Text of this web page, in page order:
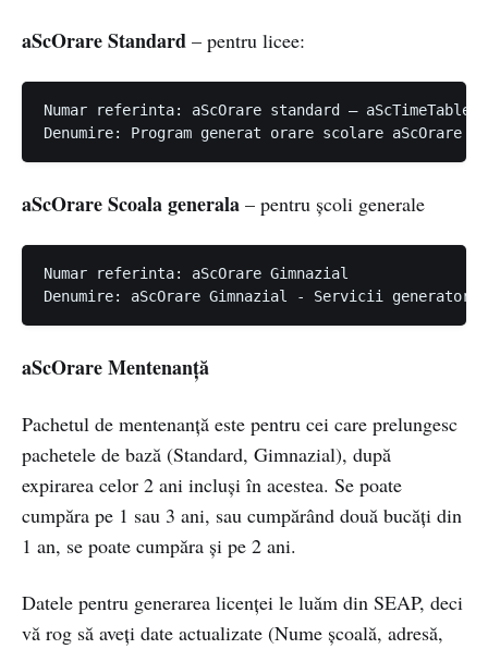
aScOrare Standard – pentru licee:
Numar referinta: aScOrare standard – aScTimeTables
aScOrare Scoala generala – pentru școli generale
Numar referinta: aScOrare Gimnazial
aScOrare Mentenanță
Pachetul de mentenanță este pentru cei care prelungesc
pachetele de bază (Standard, Gimnazial), după
expirarea celor 2 ani incluși în acestea. Se poate
cumpăra pe 1 sau 3 ani, sau cumpărând două bucăți din
1 an, se poate cumpăra și pe 2 ani.
Datele pentru generarea licenței le luăm din SEAP, deci
vă rog să aveți date actualizate (Nume școală, adresă,